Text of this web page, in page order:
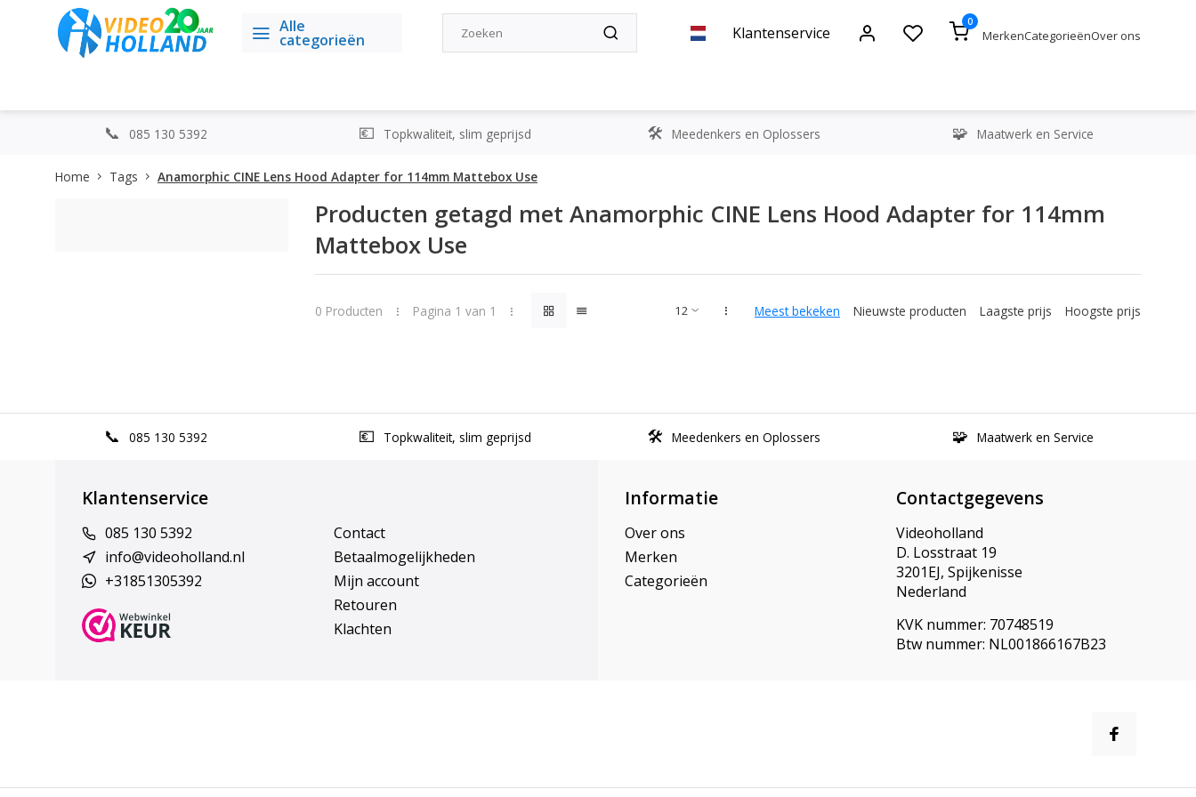
Alle
categorieën Klantenservice
0
MerkenCategorieënOver ons
085 130 5392 Topkwaliteit, slim geprijsd Meedenkers en Oplossers Maatwerk en Service
Home Tags Anamorphic CINE Lens Hood Adapter for 114mm Mattebox Use
Producten getagd met Anamorphic CINE Lens Hood Adapter for 114mm
Mattebox Use
0 Producten Pagina 1 van 1 Meest bekeken Nieuwste producten Laagste prijs Hoogste prijs
085 130 5392 Topkwaliteit, slim geprijsd Meedenkers en Oplossers Maatwerk en Service
Klantenservice
085 130 5392
info@videoholland.nl
+31851305392
Contact
Betaalmogelijkheden
Mijn account
Retouren
Klachten
Informatie
Over ons
Merken
Categorieën
Contactgegevens
Videoholland
D. Losstraat 19
3201EJ, Spijkenisse
Nederland
KVK nummer: 70748519
Btw nummer: NL001866167B23